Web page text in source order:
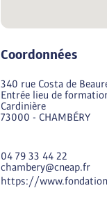
Coordonnées
340 rue Costa de
Entrée lieu de
Cardinière
73000 - CHAMBÉRY
04 79 33 44 22
chambery@cneap.fr
https://